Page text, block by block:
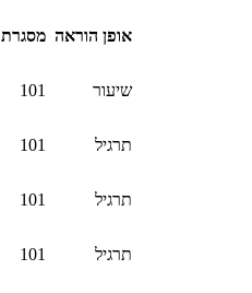
אופן הוראה מסגרת
שיעור 101
תרגיל 101
תרגיל 101
תרגיל 101